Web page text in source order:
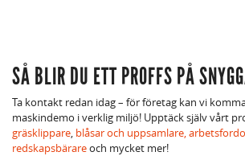
SÅ BLIR DU ETT PROFFS PÅ
Ta kontakt redan idag – för företag kan vi
maskindemo i verklig miljö! Upptäck själv vårt
gräsklippare, blåsar och uppsamlare,
redskapsbärareoch mycket mer!